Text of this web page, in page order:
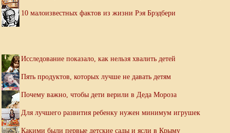
10 малоизвестных фактов из жизни Рэя Брэдбери
Исследование показало, как нельзя хвалить детей
Пять продуктов, которых лучше не давать детям
Почему важно, чтобы дети верили в Деда Мороза
Для лучшего развития ребенку нужен минимум игрушек
Какими были первые детские сады и ясли в Крыму